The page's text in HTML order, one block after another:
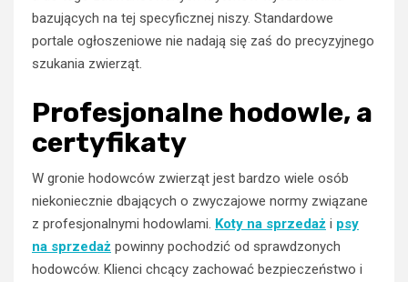
bazujących na tej specyficznej niszy. Standardowe
portale ogłoszeniowe nie nadają się zaś do precyzyjnego
szukania zwierząt.
Profesjonalne hodowle, a
certyfikaty
W gronie hodowców zwierząt jest bardzo wiele osób
niekoniecznie dbających o zwyczajowe normy związane
z profesjonalnymi hodowlami. Koty na sprzedaż i psy
na sprzedaż powinny pochodzić od sprawdzonych
hodowców. Klienci chcący zachować bezpieczeństwo i